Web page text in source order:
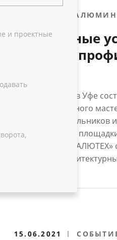
и проектные
Комфортные
молодых
WorldSkills
В конце августа в Уфе
профессионального
студентов и школьников
Оборудованием
занималась ГК
компанией
15.06.2021